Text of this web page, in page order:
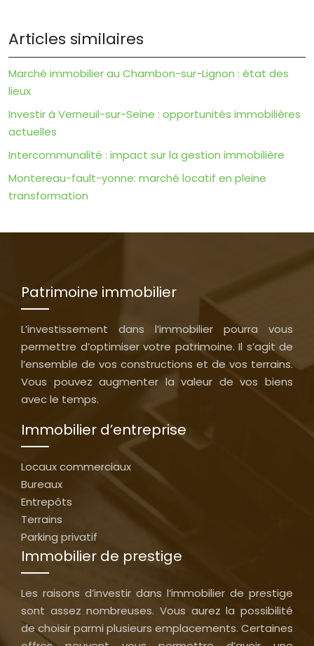
Articles similaires
Marché immobilier au Chambon-sur-Lignon : état des
lieux
Investir à Verneuil-sur-Seine : opportunités immobilières
actuelles
Intercommunalité : impact sur la gestion immobilière
Montereau-fault-yonne: marché locatif en pleine
transformation
Patrimoine immobilier
L’investissement dans l’immobilier pourra vous
permettre d’optimiser votre patrimoine. Il s’agit de
l’ensemble de vos constructions et de vos terrains.
Vous pouvez augmenter la valeur de vos biens
avec le temps.
Immobilier d’entreprise
Locaux commerciaux
Bureaux
Entrepôts
Terrains
Parking privatif
Immobilier de prestige
Les raisons d’investir dans l’immobilier de prestige
sont assez nombreuses. Vous aurez la possibilité
de choisir parmi plusieurs emplacements. Certaines